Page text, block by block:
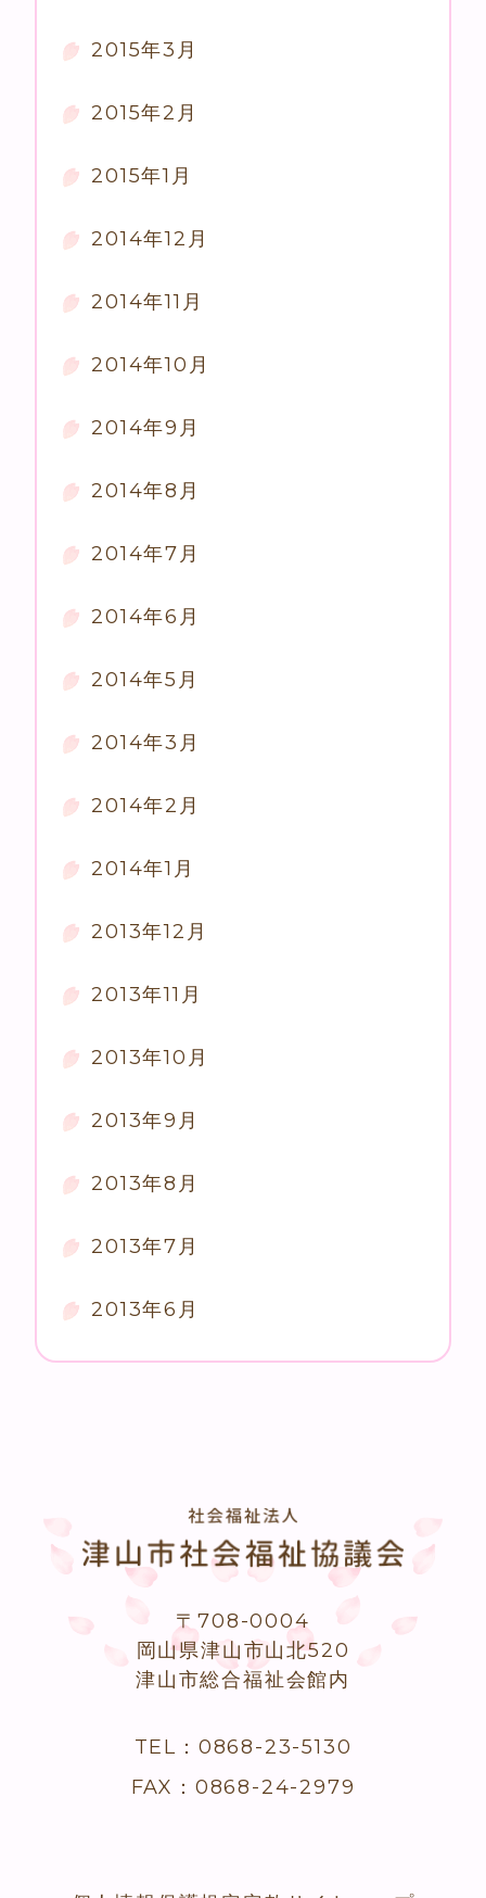
2015年3月
2015年2月
2015年1月
2014年12月
2014年11月
2014年10月
2014年9月
2014年8月
2014年7月
2014年6月
2014年5月
2014年3月
2014年2月
2014年1月
2013年12月
2013年11月
2013年10月
2013年9月
2013年8月
2013年7月
2013年6月
〒708-0004
岡山県津山市山北520
津山市総合福祉会館内
TEL：0868-23-5130
FAX：0868-24-2979